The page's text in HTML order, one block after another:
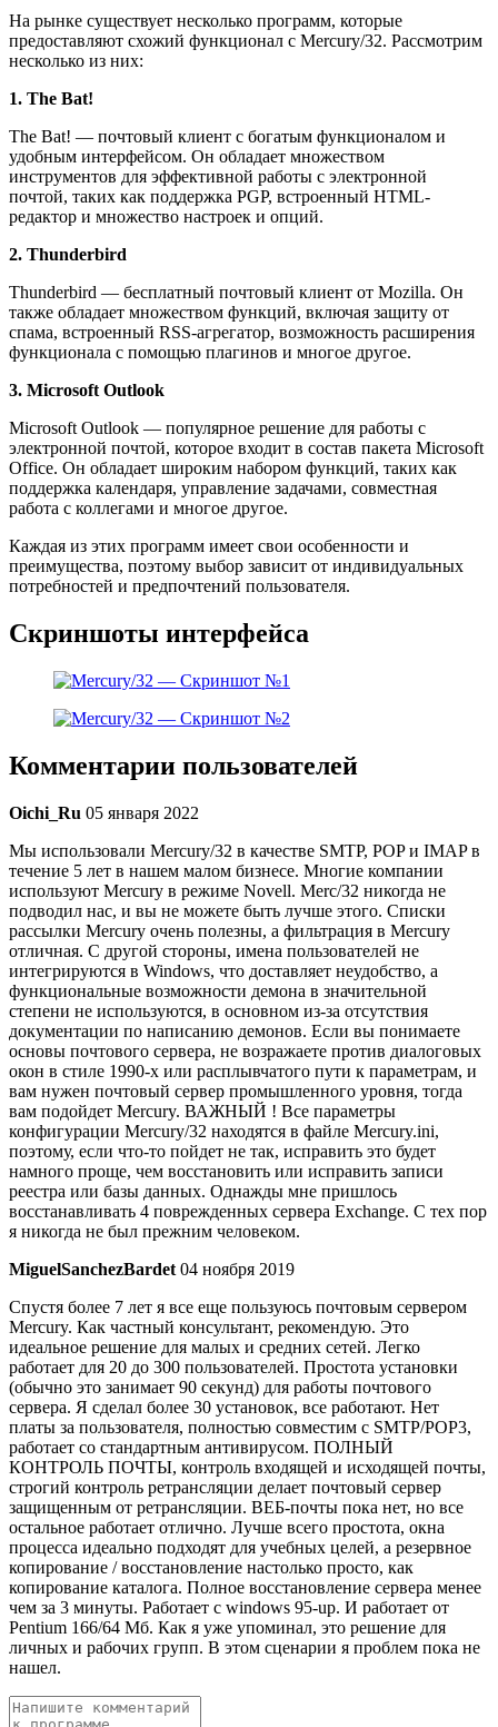
На рынке существует несколько программ, которые
предоставляют схожий функционал с Mercury/32. Рассмотрим
несколько из них:
1. The Bat!
The Bat! — почтовый клиент с богатым функционалом и
удобным интерфейсом. Он обладает множеством
инструментов для эффективной работы с электронной
почтой, таких как поддержка PGP, встроенный HTML-
редактор и множество настроек и опций.
2. Thunderbird
Thunderbird — бесплатный почтовый клиент от Mozilla. Он
также обладает множеством функций, включая защиту от
спама, встроенный RSS-агрегатор, возможность расширения
функционала с помощью плагинов и многое другое.
3. Microsoft Outlook
Microsoft Outlook — популярное решение для работы с
электронной почтой, которое входит в состав пакета Microsoft
Office. Он обладает широким набором функций, таких как
поддержка календаря, управление задачами, совместная
работа с коллегами и многое другое.
Каждая из этих программ имеет свои особенности и
преимущества, поэтому выбор зависит от индивидуальных
потребностей и предпочтений пользователя.
Скриншоты интерфейса
Комментарии пользователей
Oichi_Ru 05 января 2022
Мы использовали Mercury/32 в качестве SMTP, POP и IMAP в
течение 5 лет в нашем малом бизнесе. Многие компании
используют Mercury в режиме Novell. Merc/32 никогда не
подводил нас, и вы не можете быть лучше этого. Списки
рассылки Mercury очень полезны, а фильтрация в Mercury
отличная. С другой стороны, имена пользователей не
интегрируются в Windows, что доставляет неудобство, а
функциональные возможности демона в значительной
степени не используются, в основном из-за отсутствия
документации по написанию демонов. Если вы понимаете
основы почтового сервера, не возражаете против диалоговых
окон в стиле 1990-х или расплывчатого пути к параметрам, и
вам нужен почтовый сервер промышленного уровня, тогда
вам подойдет Mercury. ВАЖНЫЙ ! Все параметры
конфигурации Mercury/32 находятся в файле Mercury.ini,
поэтому, если что-то пойдет не так, исправить это будет
намного проще, чем восстановить или исправить записи
реестра или базы данных. Однажды мне пришлось
восстанавливать 4 поврежденных сервера Exchange. С тех пор
я никогда не был прежним человеком.
MiguelSanchezBardet 04 ноября 2019
Спустя более 7 лет я все еще пользуюсь почтовым сервером
Mercury. Как частный консультант, рекомендую. Это
идеальное решение для малых и средних сетей. Легко
работает для 20 до 300 пользователей. Простота установки
(обычно это занимает 90 секунд) для работы почтового
сервера. Я сделал более 30 установок, все работают. Нет
платы за пользователя, полностью совместим с SMTP/POP3,
работает со стандартным антивирусом. ПОЛНЫЙ
КОНТРОЛЬ ПОЧТЫ, контроль входящей и исходящей почты,
строгий контроль ретрансляции делает почтовый сервер
защищенным от ретрансляции. ВЕБ-почты пока нет, но все
остальное работает отлично. Лучше всего простота, окна
процесса идеально подходят для учебных целей, а резервное
копирование / восстановление настолько просто, как
копирование каталога. Полное восстановление сервера менее
чем за 3 минуты. Работает с windows 95-up. И работает от
Pentium 166/64 Мб. Как я уже упоминал, это решение для
личных и рабочих групп. В этом сценарии я проблем пока не
нашел.